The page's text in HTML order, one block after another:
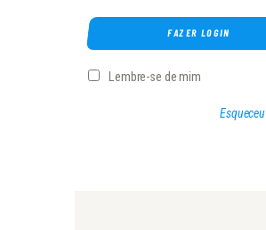
FAZER LOGIN
Lembre-se de mim